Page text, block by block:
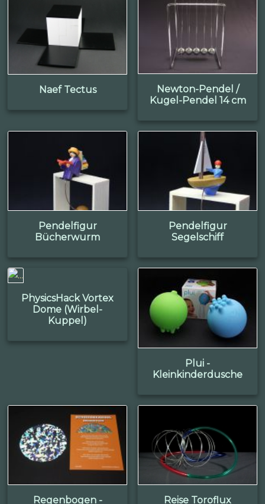
Naef Tectus
Newton-Pendel /
Kugel-Pendel 14 cm
Pendelfigur
Bücherwurm
Pendelfigur
Segelschiff
PhysicsHack Vortex
Dome (Wirbel-
Kuppel)
Plui -
Kleinkinderdusche
Regenbogen - Reise Toroflux